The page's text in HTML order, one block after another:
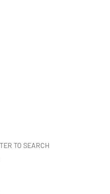
TO SEARCH